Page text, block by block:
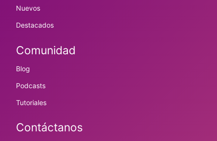
Nuevos
Destacados
Comunidad
Blog
Podcasts
Tutoriales
Contáctanos